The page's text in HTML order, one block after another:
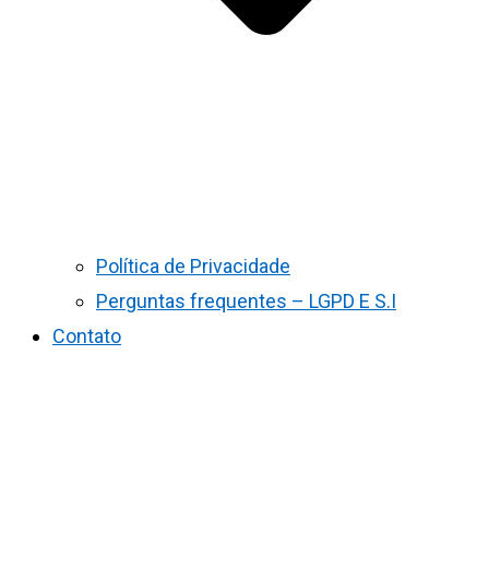
Política de Privacidade
Perguntas frequentes – LGPD E S.I
Contato